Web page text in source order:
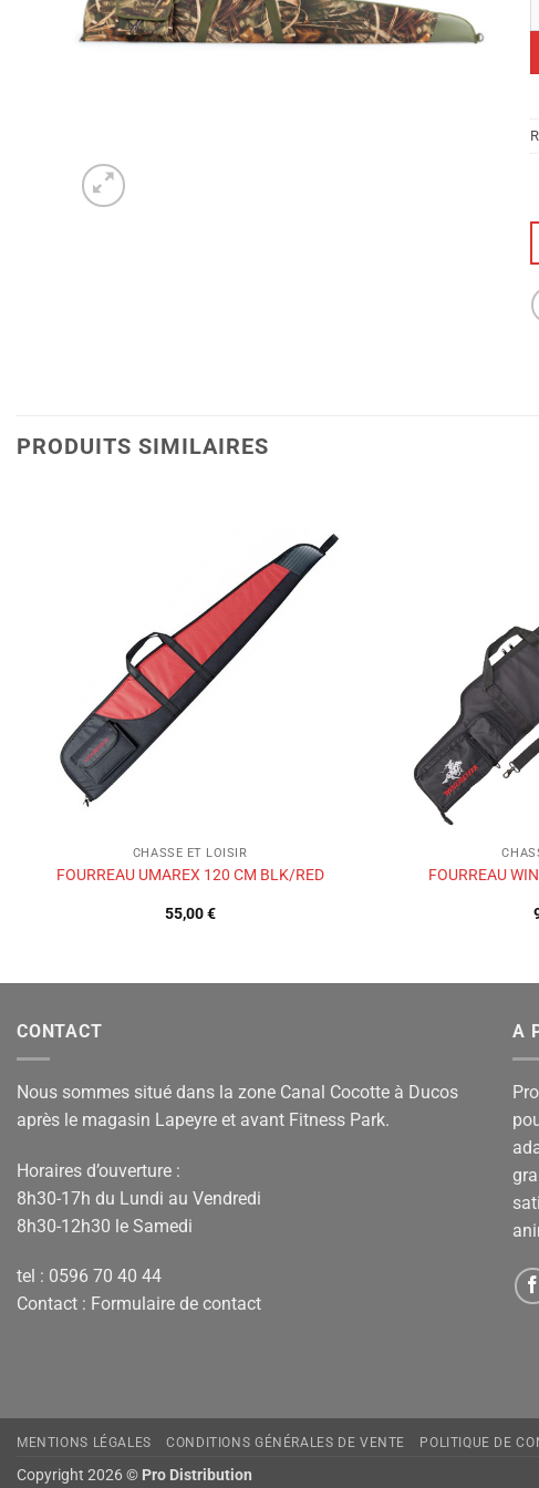
PRODUITS SIMILAIRES
Ajouter
à la liste
CHASSE ET LOISIR
FOURREAU UMAREX 120 CM BLK/RED
55,00€
FOURREAU
CONTACT
Nous sommes situé dans la zone Canal Cocotte à Ducos
après le magasin Lapeyre et avant Fitness Park.
Horaires d’ouverture :
8h30-17h du Lundi au Vendredi
8h30-12h30 le Samedi
tel : 0596 70 40 44
Contact : Formulaire de contact
A
MENTIONS LÉGALES CONDITIONS GÉNÉRALES DE VENTE POLITIQUE DE
Copyright 2026 © Pro Distribution